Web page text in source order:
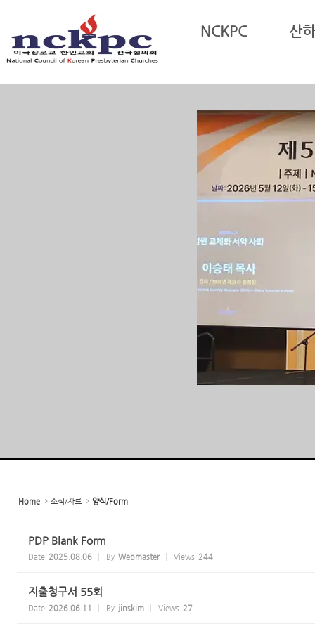
NCKPC 산
Home 소식/자료 양식/Form
PDP Blank Form
Date 2025.08.06 By Webmaster Views 244
지출청구서 55회
Date 2026.06.11 By jinskim Views 27
Sketchbook5, 스케치북5
Sketchbook5, 스케치북5